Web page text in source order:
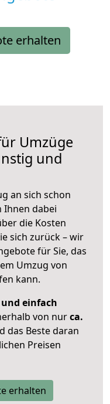
erhalten
Umzüge
und
an sich schon
Ihnen dabei
die Kosten
sich zurück – wir
für Sie, das
Umzug von
kann.
und einfach
von nurca.
das Beste daran
Preisen
erhalten